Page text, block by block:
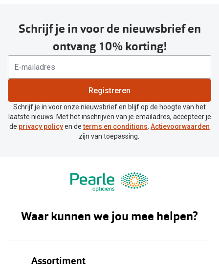
Schrijf je in voor de nieuwsbrief en
ontvang 10% korting!
Registreren
Schrijf je in voor onze nieuwsbrief en blijf op de hoogte van het
laatste nieuws. Met het inschrijven van je emailadres, accepteer je
de privacy policyen determs en conditions. Actievoorwaarden
zijn van toepassing.
Waar kunnen we jou mee helpen?
Assortiment